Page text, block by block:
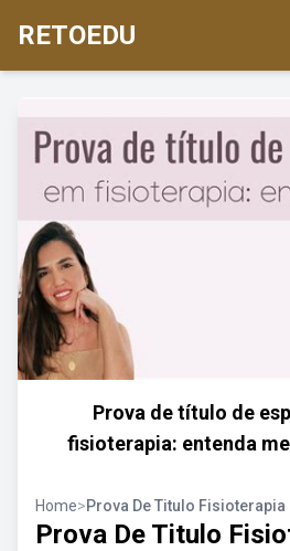
RETOEDU
Prova de título de
fisioterapia: entenda
Home>Prova De Titulo Fisioterapia
Prova De Titulo